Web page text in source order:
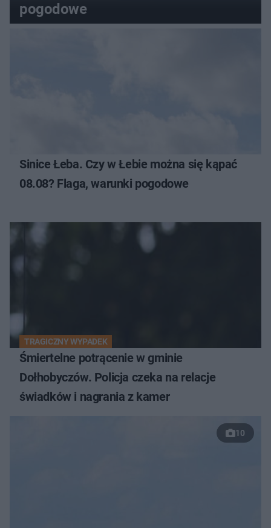
pogodowe
Sinice Łeba. Czy w Łebie można się kąpać
08.08? Flaga, warunki pogodowe
TRAGICZNY WYPADEK
Śmiertelne potrącenie w gminie
Dołhobyczów. Policja czeka na relacje
świadków i nagrania z kamer
10